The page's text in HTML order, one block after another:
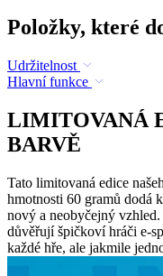
Položky, které
Udržitelnost
Hlavní funkce
LIMITOVANÁ
BARVĚ
Tato limitovaná edice
hmotnosti 60 gramů dodá
nový a neobyčejný
důvěřují špičkoví hráči e-
každé hře, ale jakmile